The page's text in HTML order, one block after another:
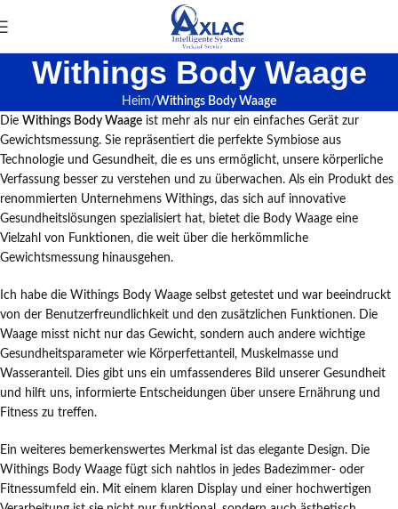
Withings Body Waage
Heim Withings Body Waage
Die Withings Body Waage ist mehr als nur ein einfaches Gerät zur
Gewichtsmessung. Sie repräsentiert die perfekte Symbiose aus
Technologie und Gesundheit, die es uns ermöglicht, unsere körperliche
Verfassung besser zu verstehen und zu überwachen. Als ein Produkt des
renommierten Unternehmens Withings, das sich auf innovative
Gesundheitslösungen spezialisiert hat, bietet die Body Waage eine
Vielzahl von Funktionen, die weit über die herkömmliche
Gewichtsmessung hinausgehen.
Ich habe die Withings Body Waage selbst getestet und war beeindruckt
von der Benutzerfreundlichkeit und den zusätzlichen Funktionen. Die
Waage misst nicht nur das Gewicht, sondern auch andere wichtige
Gesundheitsparameter wie Körperfettanteil, Muskelmasse und
Wasseranteil. Dies gibt uns ein umfassenderes Bild unserer Gesundheit
und hilft uns, informierte Entscheidungen über unsere Ernährung und
Fitness zu treffen.
Ein weiteres bemerkenswertes Merkmal ist das elegante Design. Die
Withings Body Waage fügt sich nahtlos in jedes Badezimmer- oder
Fitnessumfeld ein. Mit einem klaren Display und einer hochwertigen